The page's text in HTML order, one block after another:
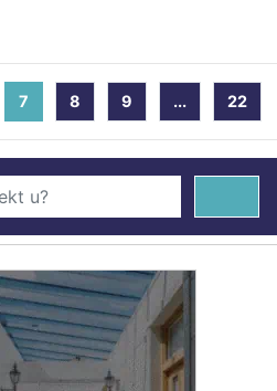
7 (current)
8 9 ... 22